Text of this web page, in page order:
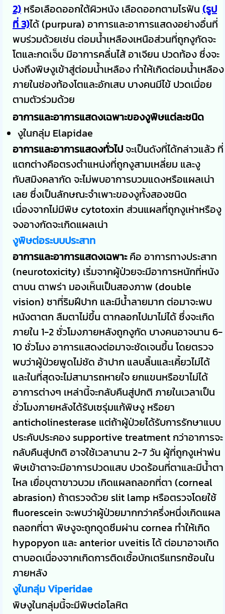
2) หรือเลือดออกใต้ผิวหนัง เลือดออกตามไรฟัน (รูป
ที่ 3)ได้ (purpura) อาการและอาการแสดงอย่างอื่นที่
พบร่วมด้วยเช่น ต่อมน้ำเหลืองเหนือส่วนที่ถูกงูกัดจะ
โตและกดเจ็บ มีอาการคลื่นไส้ อาเจียน ปวดท้อง ซึ่งจะ
บ่งถึงพิษงูเข้าสู่ต่อมน้ำเหลือง ทำให้เกิดต่อมน้ำเหลือง
ภายในช่องท้องโตและอักเสบ บางคนมีไข้ ปวดเมื่อย
ตามตัวร่วมด้วย
อาการและอาการแสดงเฉพาะของงูพิษแต่ละชนิด
งูในกลุ่ม Elapidae
อาการและอาการแสดงทั่วไป จะเป็นดังที่ได้กล่าวแล้ว ที่
แตกต่างคือตรงตำแหน่งที่ถูกงูสามเหลี่ยม และงู
ทับสมิงคลากัด จะไม่พบอาการบวมแดงหรือแผลเน่า
เลย ซึ่งเป็นลักษณะจำเพาะของงูทั้งสองชนิด
เนื่องจากไม่มีพิษ cytotoxin ส่วนแผลที่ถูกงูเห่าหรืองู
จงอางกัดจะเกิดแผลเน่า
งูพิษต่อระบบประสาท
อาการและอาการแสดงเฉพาะคือ อาการทางประสาท
(neurotoxicity) เริ่มจากผู้ป่วยจะมีอาการหนักที่หนัง
ตาบน ตาพร่า มองเห็นเป็นสองภาพ (double
vision) ชาที่ริมฝีปาก และมีน้ำลายมาก ต่อมาจะพบ
หนังตาตก ลืมตาไม่ขึ้น ตากลอกไปมาไม่ได้ ซึ่งจะเกิด
ภายใน 1-2 ชั่วโมงภายหลังถูกงูกัด บางคนอาจนาน 6-
10 ชั่วโมง อาการแสดงต่อมาจะชัดเจนขึ้น โดยตรวจ
พบว่าผู้ป่วยพูดไม่ชัด อ้าปาก แลบลิ้นและเคี้ยวไม่ได้
และในที่สุดจะไม่สามารถหายใจ ยกแขนหรือขาไม่ได้
อาการต่างๆ เหล่านี้จะกลับคืนสู่ปกติ ภายในเวลาเป็น
ชั่วโมงภายหลังได้รับเซรุ่มแก้พิษงู หรือยา
anticholinesterase แต่ถ้าผู้ป่วยได้รับการรักษาแบบ
ประคับประคอง supportive treatment กว่าอาการจะ
กลับคืนสู่ปกติ อาจใช้เวลานาน 2-7 วัน ผู้ที่ถูกงูเห่าพ่น
พิษเข้าตาจะมีอาการปวดแสบ ปวดร้อนที่ตาและมีน้ำตา
ไหล เยื่อบุตาขาวบวม เกิดแผลถลอกที่ตา (corneal
abrasion) ถ้าตรวจด้วย slit lamp หรือตรวจโดยใช้
fluorescein จะพบว่าผู้ป่วยมากกว่าครึ่งหนึ่งเกิดแผล
ถลอกที่ตา พิษงูจะถูกดูดซึมผ่าน cornea ทำให้เกิด
hypopyon และ anterior uveitis ได้ ต่อมาอาจเกิด
ตาบอดเนื่องจากเกิดการติดเชื้อบักเตรีแทรกซ้อนใน
ภายหลัง
งูในกลุ่ม Viperidae
พิษงูในกลุ่มนี้จะมีพิษต่อโลหิต